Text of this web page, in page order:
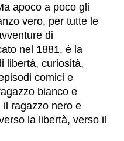
apoco a poco gli
vero, per tutte le
di
nel 1881, è la
libertà, curiosità,
comici e
bianco e
il ragazzo nero e
la libertà, verso il